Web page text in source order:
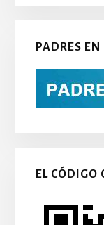
PADRES EN
EL CÓDIGO